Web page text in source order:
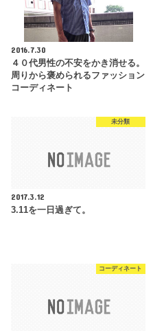
2016.7.30
４０代男性の不安をかき消せる。
周りから褒められるファッション
コーディネート
未分類
2017.3.12
3.11を一日過ぎて。
コーディネート